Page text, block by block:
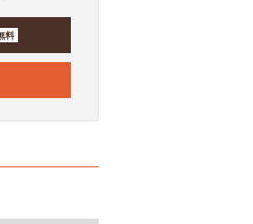
料